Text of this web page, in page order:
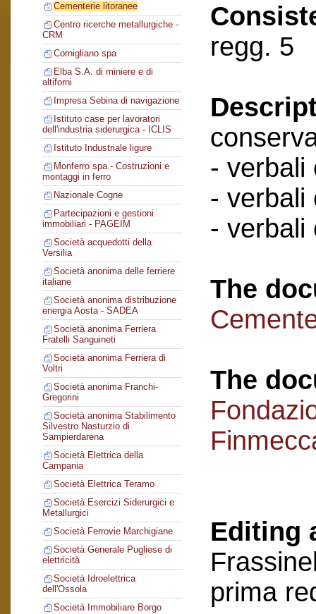
Cementerie litoranee
Centro ricerche metallurgiche -
CRM
Cornigliano spa
Elba S.A. di miniere e di
altiforni
Impresa Sebina di navigazione
Istituto case per lavoratori
dell'industria siderurgica - ICLIS
Istituto Industriale ligure
Monferro spa - Costruzioni e
montaggi in ferro
Nazionale Cogne
Partecipazioni e gestioni
immobiliari - PAGEIM
Società acquedotti della
Versilia
Società anonima delle ferriere
italiane
Società anonima distribuzione
energia Aosta - SADEA
Società anonima Ferriera
Fratelli Sanguineti
Società anonima Ferriera di
Voltri
Società anonima Franchi-
Gregorini
Società anonima Stabilimento
Silvestro Nasturzio di
Sampierdarena
Società Elettrica della
Campania
Società Elettrica Teramo
Società Esercizi Siderurgici e
Metallurgici
Società Ferrovie Marchigiane
Società Generale Pugliese di
elettricità
Società Idroelettrica
dell'Ossola
Società Immobiliare Borgo
regg. 5
- verbali
- verbali
- verbali
The
The
Editing
prima